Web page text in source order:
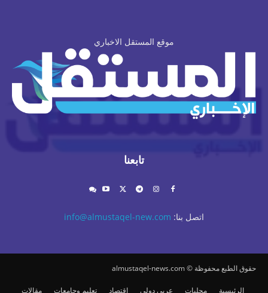
موقع المستقل الاخباري
تابعنا
اتصل بنا: info@almustaqel-new.com
حقوق الطبع محفوظة © almustaqel-news.com
الرئيسية محليات عربي دولي اقتصاد تعليم وجامعات مقالات